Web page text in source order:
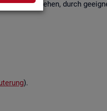
ste­hen, durch
).